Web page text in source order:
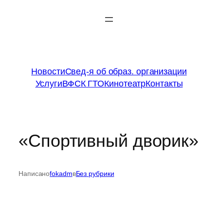
НовостиСвед-я об образ. организации
УслугиВФСК ГТОКинотеатрКонтакты
«Спортивный дворик»
НаписаноfokadmвБез рубрики